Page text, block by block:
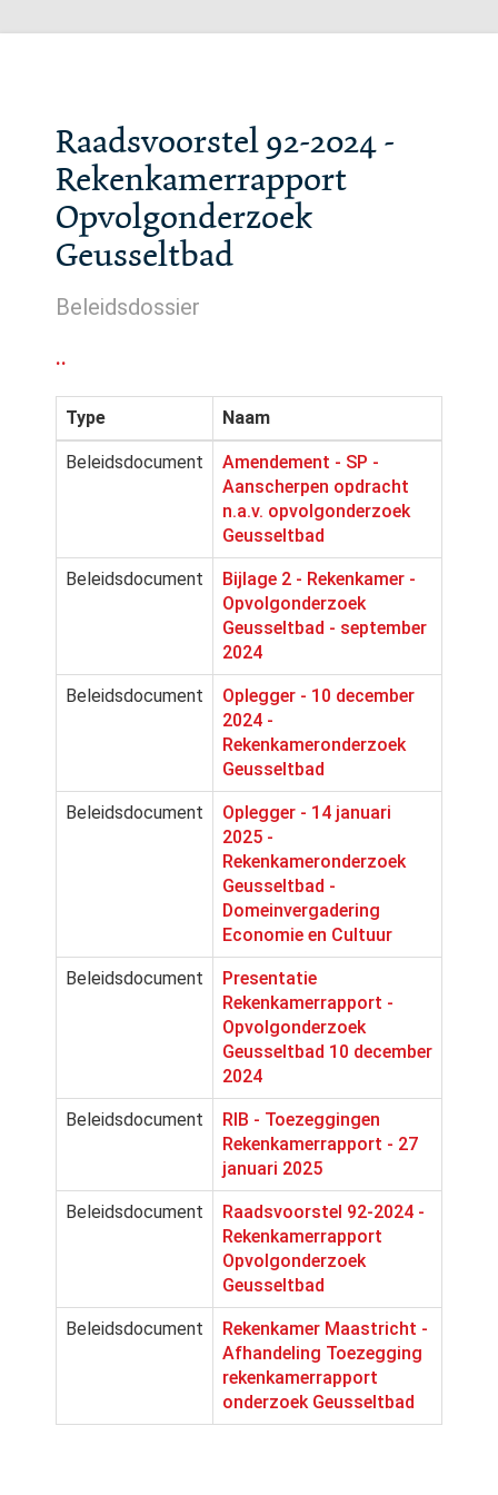
Raadsvoorstel 92-2024 -
Rekenkamerrapport
Opvolgonderzoek
Geusseltbad
Beleidsdossier
..
Type Naam
Beleidsdocument
Amendement - SP -
Aanscherpen opdracht
n.a.v. opvolgonderzoek
Geusseltbad
Beleidsdocument
Bijlage 2 - Rekenkamer -
Opvolgonderzoek
Geusseltbad - september
2024
Beleidsdocument
Oplegger - 10 december
2024 -
Rekenkameronderzoek
Geusseltbad
Beleidsdocument
Oplegger - 14 januari
2025 -
Rekenkameronderzoek
Geusseltbad -
Domeinvergadering
Economie en Cultuur
Beleidsdocument
Presentatie
Rekenkamerrapport -
Opvolgonderzoek
Geusseltbad 10 december
2024
Beleidsdocument
RIB - Toezeggingen
Rekenkamerrapport - 27
januari 2025
Beleidsdocument
Raadsvoorstel 92-2024 -
Rekenkamerrapport
Opvolgonderzoek
Geusseltbad
Beleidsdocument
Rekenkamer Maastricht -
Afhandeling Toezegging
rekenkamerrapport
onderzoek Geusseltbad